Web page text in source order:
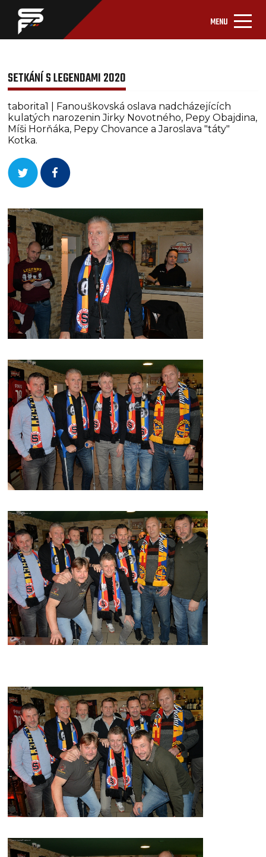
MENU
SETKÁNÍ S LEGENDAMI 2020
taborita1 | Fanouškovská oslava nadcházejících
kulatých narozenin Jirky Novotného, Pepy Obajdina,
Míši Horňáka, Pepy Chovance a Jaroslava "táty"
Kotka.